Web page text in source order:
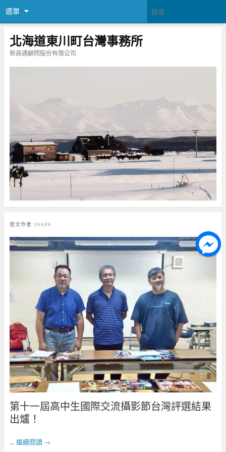
選單
北海道東川町台灣事務所
新高通顧問股份有限公司
發文作者 SNARK
第十一屆高中生國際交流攝影節台灣評選結果
出爐！
… 繼續閱讀 →